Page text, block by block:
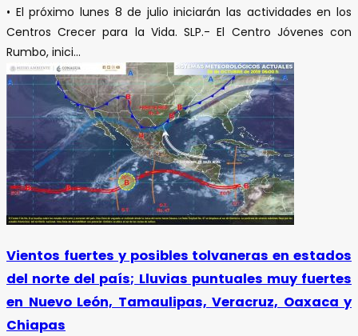
• El próximo lunes 8 de julio iniciarán las actividades en los
Centros Crecer para la Vida. SLP.- El Centro Jóvenes con
Rumbo, inici...
Vientos fuertes y posibles tolvaneras en estados
del norte del país; Lluvias puntuales muy fuertes
en Nuevo León, Tamaulipas, Veracruz, Oaxaca y
Chiapas